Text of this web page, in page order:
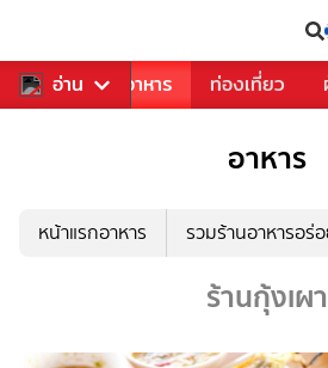
อ่าน
การเพลง อาหาร ท่องเที่ยว
อาหาร
หน้าแรกอาหาร รวมร้านอาหารอร่
ร้านกุ้งเผา